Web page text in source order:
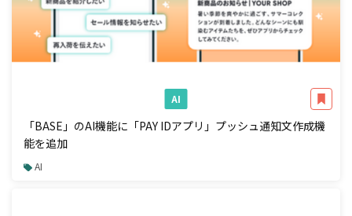
AI
「BASE」のAI機能に「PAY IDアプリ」プッシュ通知文作成機
能を追加
AI